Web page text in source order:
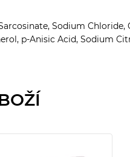
Sodium Chloride,
p-Anisic Acid, Sodium